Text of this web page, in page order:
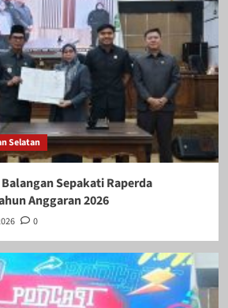
Selatan
Sepakati Raperda
Anggaran 2026
0